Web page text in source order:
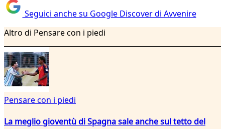
Seguici anche su Google Discover di Avvenire
Altro di Pensare con i piedi
Pensare con i piedi
La meglio gioventù di Spagna sale anche sul tetto del